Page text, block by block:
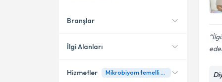
Çankaya
Yenimahalle
Konumuma yakın uzmanları
Branşlar
Diyetisyen
İlgi Alanları
Hizmetler Mikrobiyom temelli hastalıklarda beslenme tedavisi